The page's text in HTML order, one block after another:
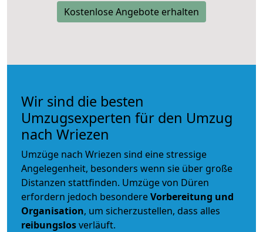
Kostenlose Angebote erhalten
Wir sind die besten
Umzugsexperten für den Umzug
nach Wriezen
Umzüge nach Wriezen sind eine stressige
Angelegenheit, besonders wenn sie über große
Distanzen stattfinden. Umzüge von Düren
erfordern jedoch besondereVorbereitung und
Organisation, um sicherzustellen, dass alles
reibungslosverläuft.